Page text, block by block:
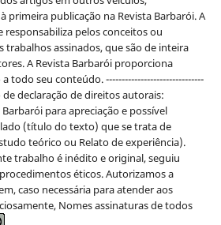
primeira publicação na Revista Barbarói. A
responsabiliza pelos conceitos ou
trabalhos assinados, que são de inteira
A Revista Barbarói proporciona
todo seu conteúdo. -------------------------------
de declaração de direitos autorais:
para apreciação e possível
(título do texto) que se trata de
teórico ou Relato de experiência).
trabalho é inédito e original, seguiu
éticos. Autorizamos a
caso necessária para atender aos
Nomes assinaturas de todos